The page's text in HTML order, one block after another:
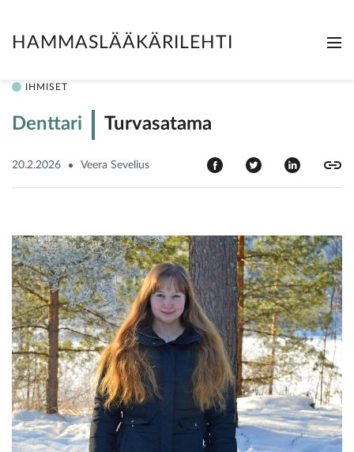
HAMMASLÄÄKÄRILEHTI
IHMISET
Denttari Turvasatama
20.2.2026 Veera Sevelius